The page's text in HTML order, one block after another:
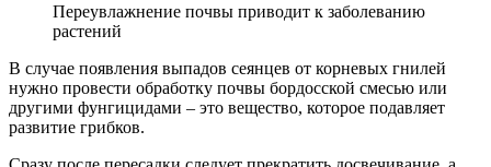
Переувлажнение почвы приводит к заболеванию
растений
В случае появления выпадов сеянцев от корневых гнилей
нужно провести обработку почвы бордосской смесью или
другими фунгицидами – это вещество, которое подавляет
развитие грибков.